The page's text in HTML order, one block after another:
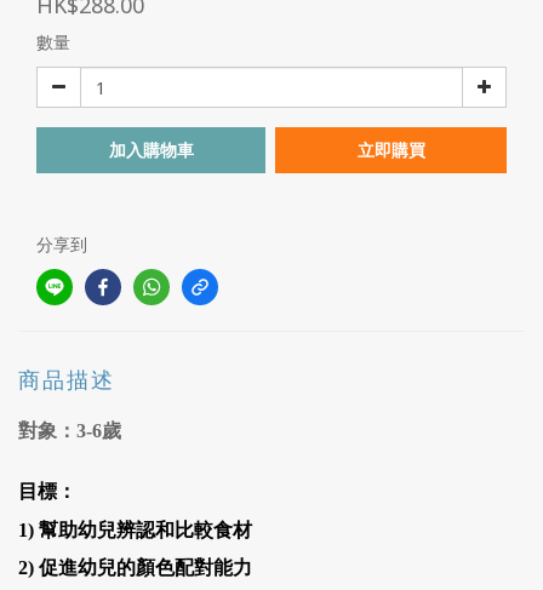
數量
加入購物車 立即購買
分享到
商品描述
對象： 3-6歲
目標：
1) 幫助幼兒辨認和比較食材
2) 促進幼兒的顏色配對能力